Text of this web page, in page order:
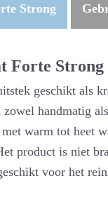
Strong
Forte Strong
geschikt als
handmatig
warm tot heet
product is niet
voor het